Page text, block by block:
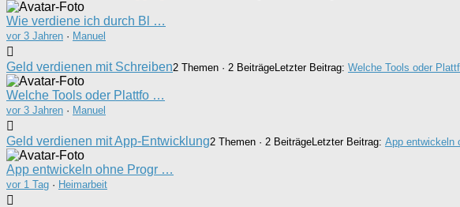
Wie verdiene ich durch Bl …
vor 3 Jahren · Manuel
Geld verdienen mit Schreiben2 Themen · 2 BeiträgeLetzter Beitrag: Welche Tools oder
Welche Tools oder Plattfo …
vor 3 Jahren · Manuel
Geld verdienen mit App-Entwicklung2 Themen · 2 BeiträgeLetzter Beitrag: App entwickeln
App entwickeln ohne Progr …
vor 1 Tag · Heimarbeit